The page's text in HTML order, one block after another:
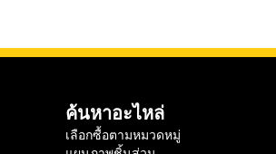
ค้นหาอะไหล่
เลือกซื้อตามหมวดหมู่